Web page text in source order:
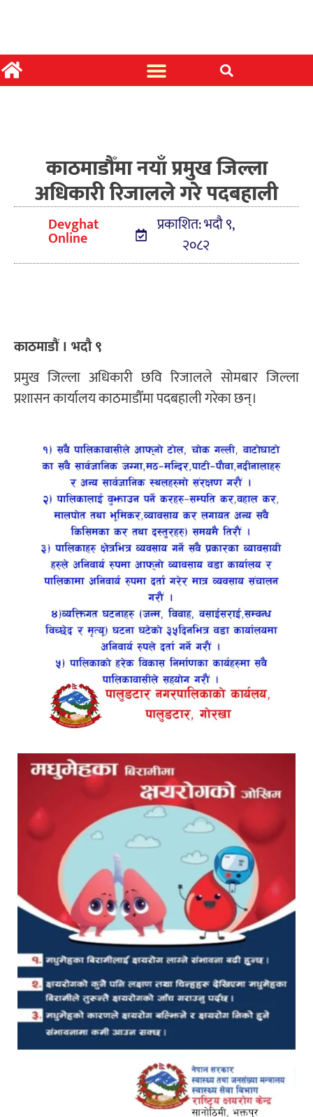
काठमाडौँमा नयाँ प्रमुख जिल्ला
अधिकारी रिजालले गरे पदबहाली
Devghat
Online
प्रकाशित: भदौ ९,
२०८२
काठमाडौं । भदौ ९
प्रमुख जिल्ला अधिकारी छवि रिजालले सोमबार जिल्ला
प्रशासन कार्यालय काठमाडौँमा पदबहाली गरेका छन्।